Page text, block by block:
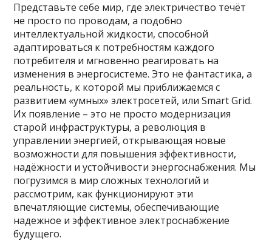
Представьте себе мир, где электричество течёт
не просто по проводам, а подобно
интеллектуальной жидкости, способной
адаптироваться к потребностям каждого
потребителя и мгновенно реагировать на
изменения в энергосистеме. Это не фантастика, а
реальность, к которой мы приближаемся с
развитием «умных» электросетей, или Smart Grid.
Их появление – это не просто модернизация
старой инфраструктуры, а революция в
управлении энергией, открывающая новые
возможности для повышения эффективности,
надёжности и устойчивости энергоснабжения. Мы
погрузимся в мир сложных технологий и
рассмотрим, как функционируют эти
впечатляющие системы, обеспечивающие
надежное и эффективное электроснабжение
будущего.